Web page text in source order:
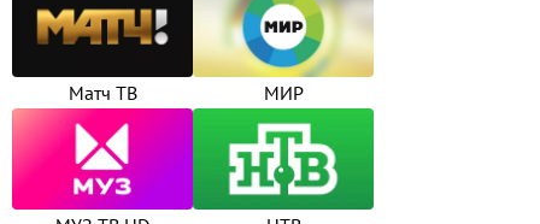
Матч ТВ МИР